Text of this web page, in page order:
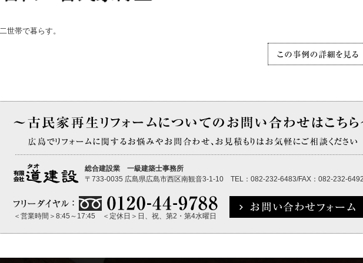
二世帯で暮らす。
総合建設業 一級建築士事務所
〒733-0035 広島県広島市西区南観音3-1-10 TEL：082-232-6483/FAX：082-232-
＜営業時間＞8:45～17:45 ＜定休日＞日、祝、第2・第4水曜日